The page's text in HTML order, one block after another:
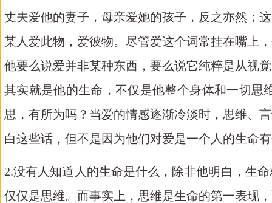
丈夫爱他的妻子，母亲爱她的孩子，反之亦然；
某人爱此物，爱彼物。尽管爱这个词常挂在嘴上
他要么说爱并非某种东西，要么说它纯粹是从视
其实就是他的生命，不仅是他整个身体和一切
思，有所为吗？当爱的情感逐渐冷淡时，思维、
白这些话，但不是因为他们对爱是一个人的生命
2.没有人知道人的生命是什么，除非他明白，生
仅仅是思维。而事实上，思维是生命的第一表现